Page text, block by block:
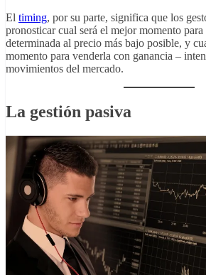
El timing, por su parte, significa que los
pronosticar cual será el mejor momento
determinada al precio más bajo posible, y
momento para venderla con ganancia –
movimientos del mercado.
La gestión pasiva